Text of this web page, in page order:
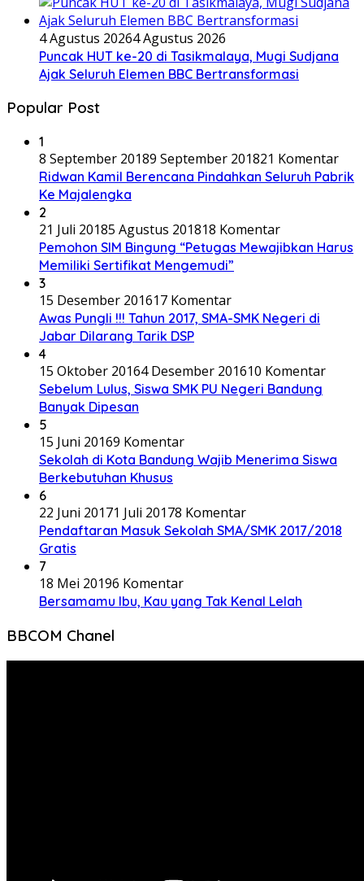
4 Agustus 20264 Agustus 2026
Puncak HUT ke-20 di Tasikmalaya, Mugi Sudjana
Ajak Seluruh Elemen BBC Bertransformasi
Popular Post
1
8 September 20189 September 201821 Komentar
Ridwan Kamil Berencana Pindahkan Seluruh Pabrik
Ke Majalengka
2
21 Juli 20185 Agustus 201818 Komentar
Pemohon SIM Bingung “Petugas Mewajibkan Harus
Memiliki Sertifikat Mengemudi”
3
15 Desember 201617 Komentar
Awas Pungli !!! Tahun 2017, SMA-SMK Negeri di
Jabar Dilarang Tarik DSP
4
15 Oktober 20164 Desember 201610 Komentar
Sebelum Lulus, Siswa SMK PU Negeri Bandung
Banyak Dipesan
5
15 Juni 20169 Komentar
Sekolah di Kota Bandung Wajib Menerima Siswa
Berkebutuhan Khusus
6
22 Juni 20171 Juli 20178 Komentar
Pendaftaran Masuk Sekolah SMA/SMK 2017/2018
Gratis
7
18 Mei 20196 Komentar
Bersamamu Ibu, Kau yang Tak Kenal Lelah
BBCOM Chanel